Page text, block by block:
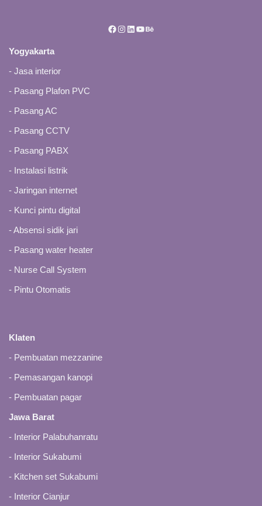
Yogyakarta
- Jasa interior
- Pasang Plafon PVC
- Pasang AC
- Pasang CCTV
- Pasang PABX
- Instalasi listrik
- Jaringan internet
- Kunci pintu digital
-Absensi sidik jari
- Pasang water heater
- Nurse Call System
- Pintu Otomatis
Klaten
- Pembuatan mezzanine
- Pemasangan kanopi
- Pembuatan pagar
Jawa Barat
- Interior Palabuhanratu
- Interior Sukabumi
- Kitchen set Sukabumi
- Interior Cianjur